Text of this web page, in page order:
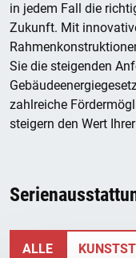
in jedem Fall die
Zukunft. Mit
Sie die steigenden
zahlreiche
steigern den Wert
ALLE